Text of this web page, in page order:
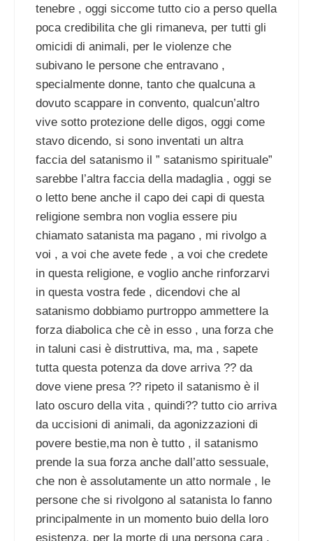
tenebre , oggi siccome tutto cio a perso quella
poca credibilita che gli rimaneva, per tutti gli
omicidi di animali, per le violenze che
subivano le persone che entravano ,
specialmente donne, tanto che qualcuna a
dovuto scappare in convento, qualcun’altro
vive sotto protezione delle digos, oggi come
stavo dicendo, si sono inventati un altra
faccia del satanismo il ” satanismo spirituale”
sarebbe l’altra faccia della madaglia , oggi se
o letto bene anche il capo dei capi di questa
religione sembra non voglia essere piu
chiamato satanista ma pagano , mi rivolgo a
voi , a voi che avete fede , a voi che credete
in questa religione, e voglio anche rinforzarvi
in questa vostra fede , dicendovi che al
satanismo dobbiamo purtroppo ammettere la
forza diabolica che cè in esso , una forza che
in taluni casi è distruttiva, ma, ma , sapete
tutta questa potenza da dove arriva ?? da
dove viene presa ?? ripeto il satanismo è il
lato oscuro della vita , quindi?? tutto cio arriva
da uccisioni di animali, da agonizzazioni di
povere bestie,ma non è tutto , il satanismo
prende la sua forza anche dall’atto sessuale,
che non è assolutamente un atto normale , le
persone che si rivolgono al satanista lo fanno
principalmente in un momento buio della loro
esistenza, per la morte di una persona cara ,